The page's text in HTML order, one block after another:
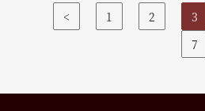
< 1 2 3
7